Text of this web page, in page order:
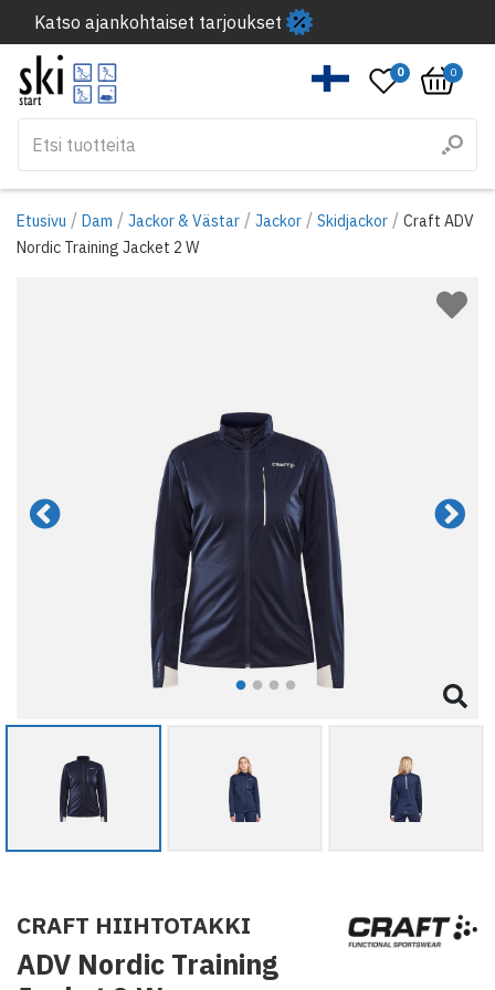
Katso ajankohtaiset tarjoukset
0 0
Etusivu / Dam / Jackor & Västar / Jackor / Skidjackor / Craft ADV
Nordic Training Jacket 2 W
CRAFT HIIHTOTAKKI
ADV Nordic Training